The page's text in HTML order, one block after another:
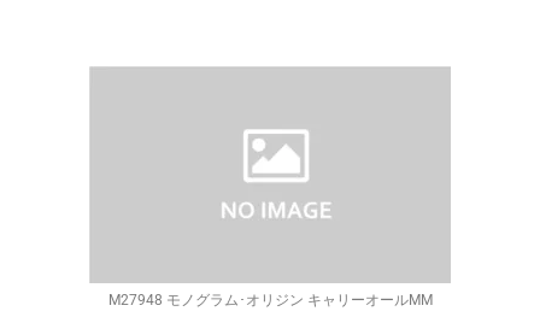
M27948 モノグラム･オリジン キャリーオールMM